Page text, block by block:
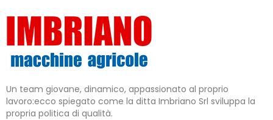
Un team giovane, dinamico, appassionato al proprio
lavoro:ecco spiegato come la ditta Imbriano Srl sviluppa la
propria politica di qualità.